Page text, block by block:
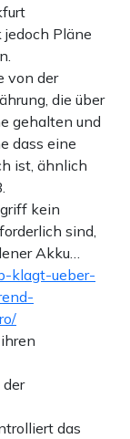
Pläne
von der
die über
gehalten und
dass eine
ist, ähnlich
kein
sind,
Akku…
klagt-ueber-
der
das